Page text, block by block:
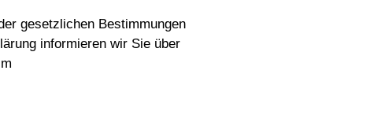
gesetzlichen Bestimmungen
informieren wir Sie über